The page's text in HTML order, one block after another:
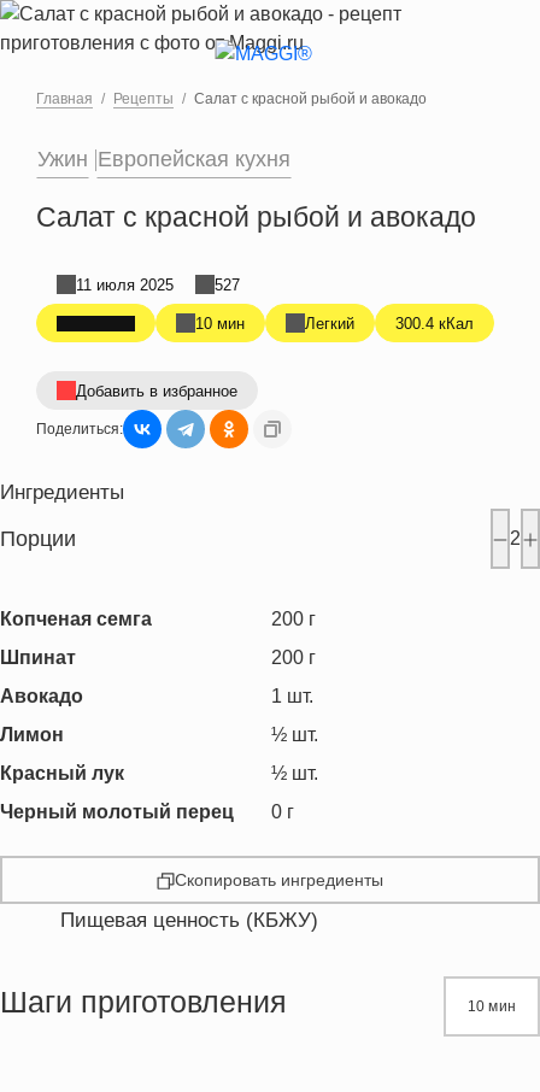
Перейти к основному содержанию
Главная Рецепты Салат с красной рыбой и авокадо
Ужин Европейская кухня
Салат с красной рыбой и авокадо
10 мин Легкий 300.4 кКал
11 июля 2025 527
Добавить в избранное
Поделиться:
Ингредиенты
Порции 2
Копченая семга 200 г
Шпинат
200 г
Авокадо
1 шт.
Лимон
½ шт.
Красный лук
½ шт.
Черный молотый перец
0 г
Скопировать ингредиенты
Пищевая ценность (КБЖУ)
Жиры
Шаги приготовления 10 мин